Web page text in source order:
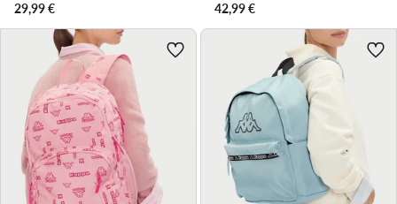
29,99€
42,99€